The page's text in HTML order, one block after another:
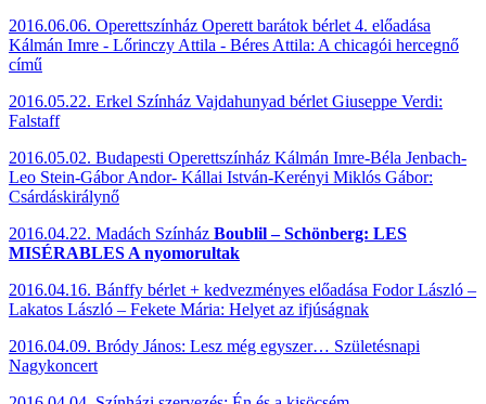
2016.06.06. Operettszínház Operett barátok bérlet 4. előadása
Kálmán Imre - Lőrinczy Attila - Béres Attila: A chicagói hercegnő
című
2016.05.22. Erkel Színház Vajdahunyad bérlet Giuseppe Verdi:
Falstaff
2016.05.02. Budapesti Operettszínház Kálmán Imre-Béla Jenbach-
Leo Stein-Gábor Andor- Kállai István-Kerényi Miklós Gábor:
Csárdáskirálynő
2016.04.22. Madách Színház Boublil – Schönberg: LES
MISÉRABLES A nyomorultak
2016.04.16. Bánffy bérlet + kedvezményes előadása Fodor László –
Lakatos László – Fekete Mária: Helyet az ifjúságnak
2016.04.09. Bródy János: Lesz még egyszer… Születésnapi
Nagykoncert